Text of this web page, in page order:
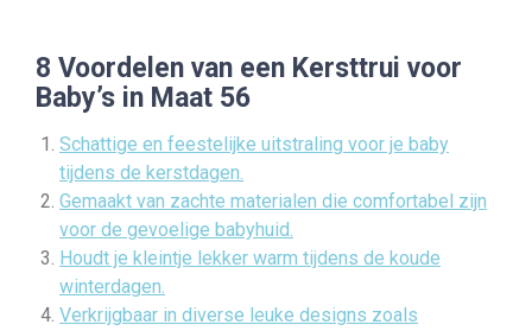
8 Voordelen van een Kersttrui voor
Baby’s in Maat 56
Schattige en feestelijke uitstraling voor je baby
tijdens de kerstdagen.
Gemaakt van zachte materialen die comfortabel zijn
voor de gevoelige babyhuid.
Houdt je kleintje lekker warm tijdens de koude
winterdagen.
Verkrijgbaar in diverse leuke designs zoals